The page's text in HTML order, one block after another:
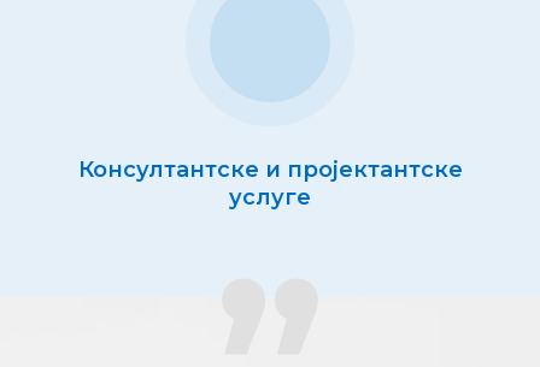
Консултантске и пројектантске
услуге